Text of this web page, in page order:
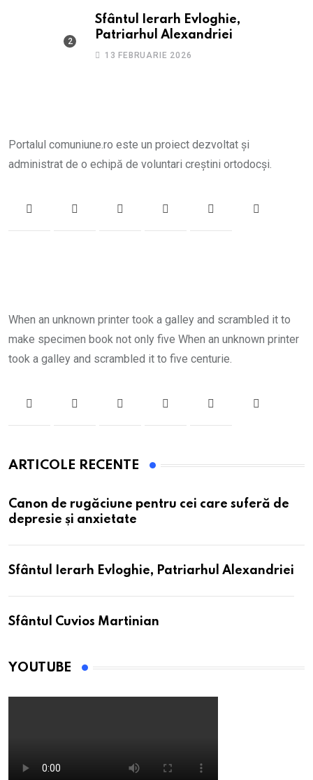
Sfântul Ierarh Evloghie,
Patriarhul Alexandriei
13 FEBRUARIE 2026
Portalul comuniune.ro este un proiect dezvoltat și
administrat de o echipă de voluntari creștini ortodocși.
When an unknown printer took a galley and scrambled it to
make specimen book not only five When an unknown printer
took a galley and scrambled it to five centurie.
ARTICOLE RECENTE
Canon de rugăciune pentru cei care suferă de
depresie și anxietate
Sfântul Ierarh Evloghie, Patriarhul Alexandriei
Sfântul Cuvios Martinian
YOUTUBE